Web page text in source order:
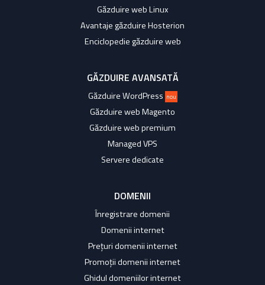
Găzduire web Linux
Avantaje găzduire Hosterion
Enciclopedie găzduire web
GĂZDUIRE AVANSATĂ
Găzduire WordPress nou
Găzduire web Magento
Găzduire web premium
Managed VPS
Servere dedicate
DOMENII
Înregistrare domenii
Domenii internet
Prețuri domenii internet
Promoții domenii internet
Ghidul domeniilor internet